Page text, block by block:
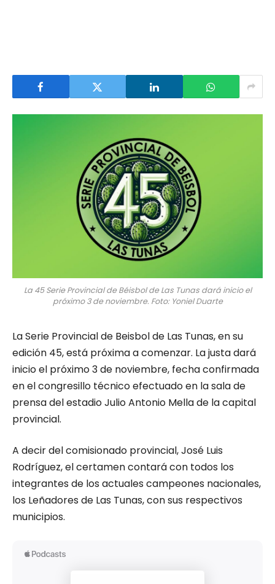
La 45 Serie Provincial de Béisbol de Las Tunas dará inicio el
próximo 3 de noviembre. Foto: Yoniel Duarte
La Serie Provincial de Beisbol de Las Tunas, en su
edición 45, está próxima a comenzar. La justa dará
inicio el próximo 3 de noviembre, fecha confirmada
en el congresillo técnico efectuado en la sala de
prensa del estadio Julio Antonio Mella de la capital
provincial.
A decir del comisionado provincial, José Luis
Rodríguez, el certamen contará con todos los
integrantes de los actuales campeones nacionales,
los Leñadores de Las Tunas, con sus respectivos
municipios.